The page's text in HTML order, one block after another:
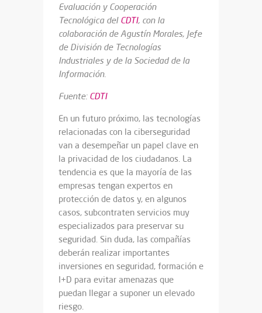
Evaluación y Cooperación
Tecnológica del CDTI, con la
colaboración de Agustín Morales, Jefe
de División de Tecnologías
Industriales y de la Sociedad de la
Información.
Fuente: CDTI
En un futuro próximo, las tecnologías
relacionadas con la ciberseguridad
van a desempeñar un papel clave en
la privacidad de los ciudadanos. La
tendencia es que la mayoría de las
empresas tengan expertos en
protección de datos y, en algunos
casos, subcontraten servicios muy
especializados para preservar su
seguridad. Sin duda, las compañías
deberán realizar importantes
inversiones en seguridad, formación e
I+D para evitar amenazas que
puedan llegar a suponer un elevado
riesgo.